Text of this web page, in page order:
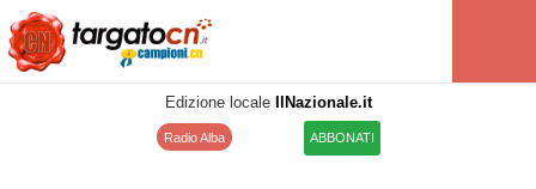
Edizione locale IlNazionale.it
Radio Alba ABBONATI